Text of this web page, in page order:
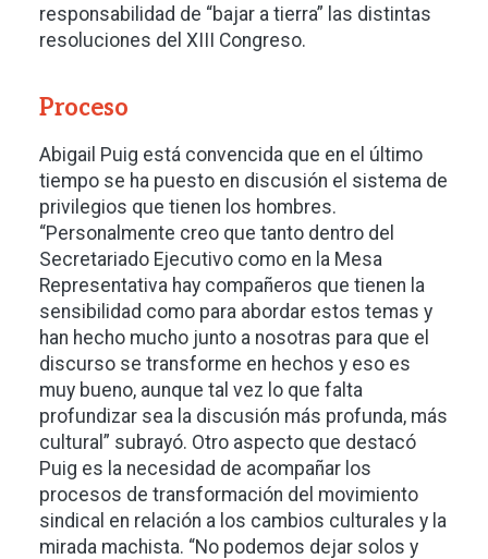
responsabilidad de “bajar a tierra” las distintas
resoluciones del XIII Congreso.
Proceso
Abigail Puig está convencida que en el último
tiempo se ha puesto en discusión el sistema de
privilegios que tienen los hombres.
“Personalmente creo que tanto dentro del
Secretariado Ejecutivo como en la Mesa
Representativa hay compañeros que tienen la
sensibilidad como para abordar estos temas y
han hecho mucho junto a nosotras para que el
discurso se transforme en hechos y eso es
muy bueno, aunque tal vez lo que falta
profundizar sea la discusión más profunda, más
cultural” subrayó. Otro aspecto que destacó
Puig es la necesidad de acompañar los
procesos de transformación del movimiento
sindical en relación a los cambios culturales y la
mirada machista. “No podemos dejar solos y